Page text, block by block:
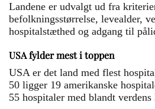
Landene er udvalgt ud fra
befolkningsstørrelse, levealder,
hospitalstæthed og adgang til
USA fylder mest i toppen
USA er det land med flest
50 ligger 19 amerikanske
55 hospitaler med blandt